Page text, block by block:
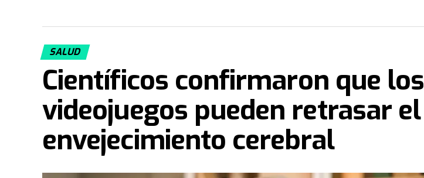
SALUD
Científicos confirmaron que los
videojuegos pueden retrasar el
envejecimiento cerebral